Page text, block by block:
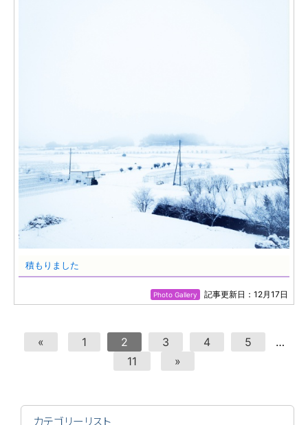
積もりました
Photo Gallery 記事更新日：12月17日
« 1 2 3 4 5
…
11
»
カテゴリーリスト